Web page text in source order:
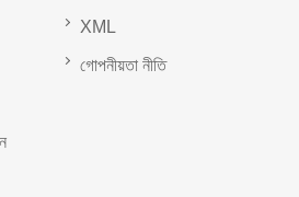
XML
গোপনীয়তা নীতি